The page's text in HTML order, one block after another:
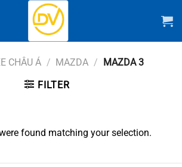
CHÂU Á / MAZDA /
MAZDA 3
FILTER
found matching your selection.